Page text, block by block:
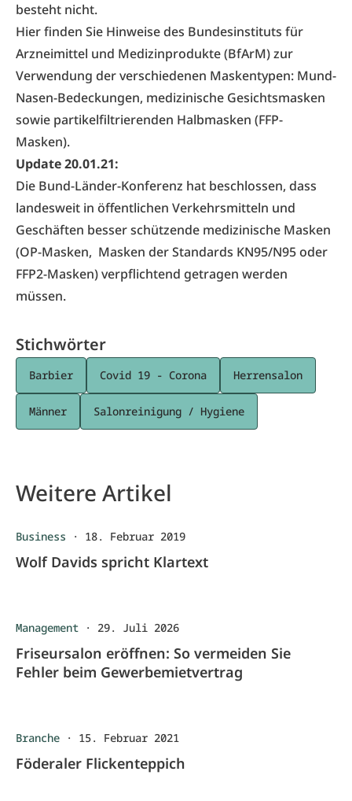
besteht nicht.
Hier finden Sie Hinweise des Bundesinstituts für
Arzneimittel und Medizinprodukte (BfArM) zur
Verwendung der verschiedenen Maskentypen: Mund-
Nasen-Bedeckungen, medizinische Gesichtsmasken
sowie partikelfiltrierenden Halbmasken (FFP-
Masken).
Update 20.01.21:
Die Bund-Länder-Konferenz hat beschlossen, dass
landesweit in öffentlichen Verkehrsmitteln und
Geschäften besser schützende medizinische Masken
(OP-Masken, Masken der Standards KN95/N95 oder
FFP2-Masken) verpflichtend getragen werden
müssen.
Stichwörter
Barbier Covid 19 - Corona Herrensalon
Männer Salonreinigung / Hygiene
Weitere Artikel
Business · 18. Februar 2019
Wolf Davids spricht Klartext
Management · 29. Juli 2026
Friseursalon eröffnen: So vermeiden Sie
Fehler beim Gewerbemietvertrag
Branche · 15. Februar 2021
Föderaler Flickenteppich